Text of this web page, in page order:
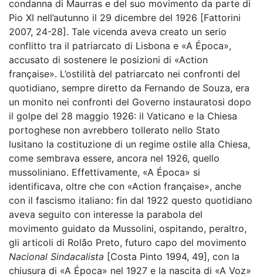
condanna di Maurras e del suo movimento da parte di
Pio XI nell’autunno il 29 dicembre del 1926 [Fattorini
2007, 24-28]. Tale vicenda aveva creato un serio
conflitto tra il patriarcato di Lisbona e «A Época»,
accusato di sostenere le posizioni di «Action
française». L’ostilità del patriarcato nei confronti del
quotidiano, sempre diretto da Fernando de Souza, era
un monito nei confronti del Governo instauratosi dopo
il golpe del 28 maggio 1926: il Vaticano e la Chiesa
portoghese non avrebbero tollerato nello Stato
lusitano la costituzione di un regime ostile alla Chiesa,
come sembrava essere, ancora nel 1926, quello
mussoliniano. Effettivamente, «A Época» si
identificava, oltre che con «Action française», anche
con il fascismo italiano: fin dal 1922 questo quotidiano
aveva seguito con interesse la parabola del
movimento guidato da Mussolini, ospitando, peraltro,
gli articoli di Rolão Preto, futuro capo del movimento
Nacional Sindacalista [Costa Pinto 1994, 49], con la
chiusura di «A Época» nel 1927 e la nascita di «A Voz»